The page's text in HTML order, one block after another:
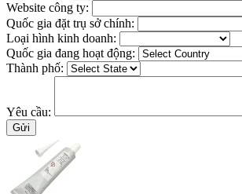
Website công ty:
Quốc gia đặt trụ sở chính:
Loại hình kinh doanh:
Quốc gia đang hoạt động:
Thành phố:
Yêu cầu: